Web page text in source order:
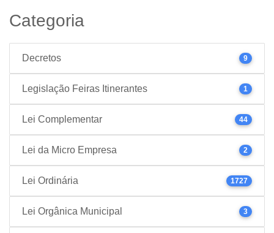
Categoria
Decretos 9
Legislação Feiras Itinerantes 1
Lei Complementar 44
Lei da Micro Empresa 2
Lei Ordinária 1727
Lei Orgânica Municipal 3